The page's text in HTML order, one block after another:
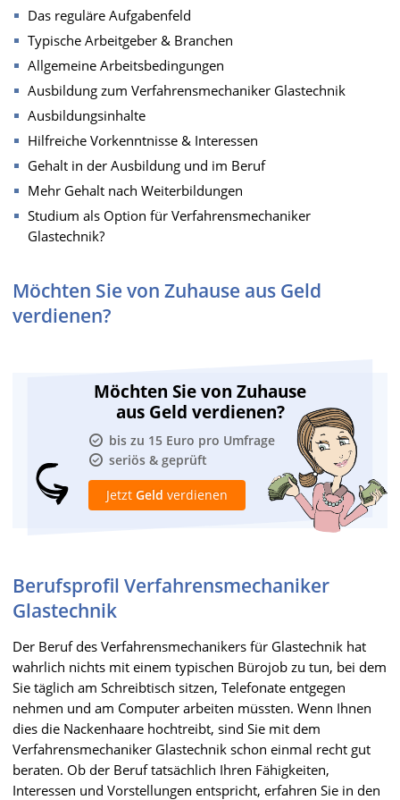
Das reguläre Aufgabenfeld
Typische Arbeitgeber & Branchen
Allgemeine Arbeitsbedingungen
Ausbildung zum Verfahrensmechaniker Glastechnik
Ausbildungsinhalte
Hilfreiche Vorkenntnisse & Interessen
Gehalt in der Ausbildung und im Beruf
Mehr Gehalt nach Weiterbildungen
Studium als Option für Verfahrensmechaniker
Glastechnik?
Möchten Sie von Zuhause aus Geld
verdienen?
Möchten Sie von Zuhause
aus Geld verdienen?
bis zu 15 Euro pro Umfrage
seriös & geprüft
Jetzt Geld verdienen
Berufsprofil Verfahrensmechaniker
Glastechnik
Der Beruf des Verfahrensmechanikers für Glastechnik hat
wahrlich nichts mit einem typischen Bürojob zu tun, bei dem
Sie täglich am Schreibtisch sitzen, Telefonate entgegen
nehmen und am Computer arbeiten müssten. Wenn Ihnen
dies die Nackenhaare hochtreibt, sind Sie mit dem
Verfahrensmechaniker Glastechnik schon einmal recht gut
beraten. Ob der Beruf tatsächlich Ihren Fähigkeiten,
Interessen und Vorstellungen entspricht, erfahren Sie in den